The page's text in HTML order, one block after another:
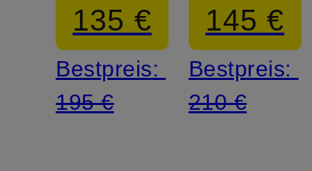
135 €
Bestpreis:
195 €
145 €
Bestpreis:
210 €